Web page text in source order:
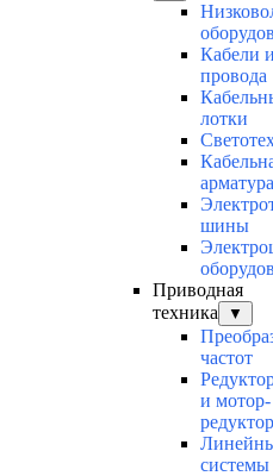
Кабели и
провода
лотки
арматура
шины
Приводная
техника
▼
частот
и мотор-
системы